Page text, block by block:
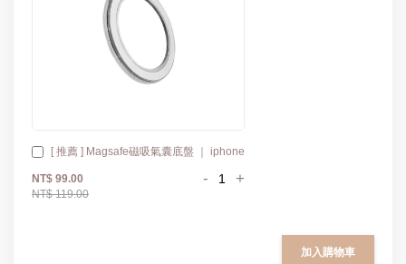
[ 推薦 ] Magsafe磁吸氣囊底盤 ｜ iphone
NT$ 99.00
NT$ 119.00
- +
加入購物車